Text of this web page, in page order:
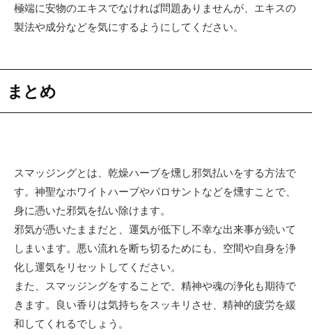
極端に安物のエキスでなければ問題ありませんが、エキスの
製法や成分などを気にするようにしてください。
まとめ
スマッジングとは、乾燥ハーブを燻し邪気払いをする方法で
す。神聖なホワイトハーブやパロサントなどを燻すことで、
身に憑いた邪気を払い除けます。
邪気が憑いたままだと、運気が低下し不幸な出来事が続いて
しまいます。悪い流れを断ち切るためにも、空間や自身を浄
化し運気をリセットしてください。
また、スマッジングをすることで、精神や魂の浄化も期待で
きます。良い香りは気持ちをスッキリさせ、精神的疲労を緩
和してくれるでしょう。